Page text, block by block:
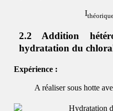
I
Addition
hydratation du
Expérience :
A réaliser sous hotte